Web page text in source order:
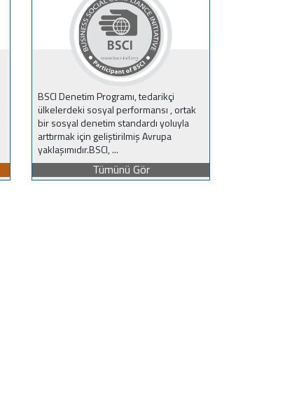
BSCI Denetim Programı, tedarikçi
ülkelerdeki sosyal performansı , ortak
bir sosyal denetim standardı yoluyla
arttırmak için geliştirilmiş Avrupa
yaklaşımıdır.BSCI, ...
Tümünü Gör